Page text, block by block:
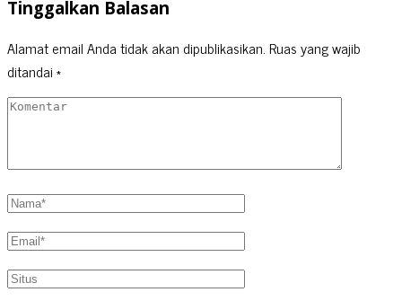
Tinggalkan Balasan
Alamat email Anda tidak akan dipublikasikan.Ruas yang wajib
ditandai*